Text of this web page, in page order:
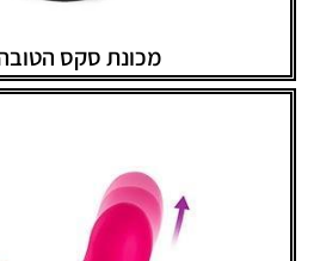
מכונת סקס